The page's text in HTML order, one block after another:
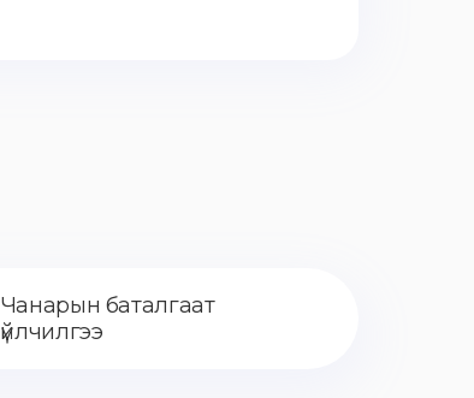
Чанарын баталгаат
үйлчилгээ